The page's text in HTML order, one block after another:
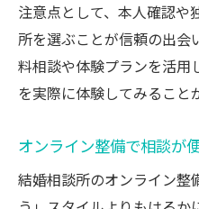
結婚相談所オン
る
オンライン整備
生活に溶け込む婚活
結婚相談所オン
入れる
オンライン整備
注意点として、本人確認
所を選ぶことが信頼の出会
料相談や体験プランを活用
を実際に体験してみること
オンライン整備で相談が
結婚相談所のオンライン整